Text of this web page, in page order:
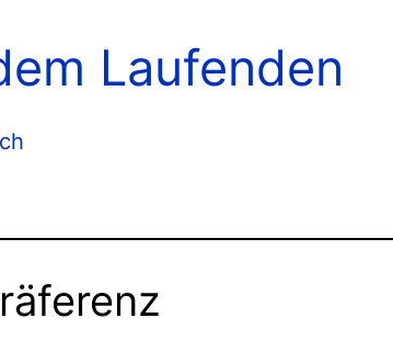
Laufenden